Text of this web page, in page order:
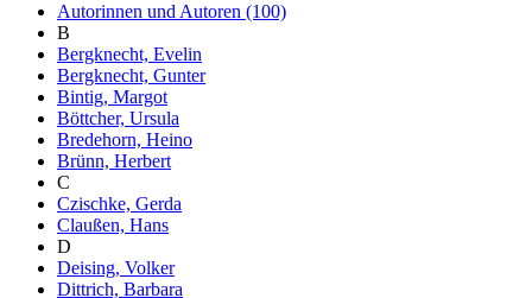
Autorinnen und Autoren (100)
B
Bergknecht, Evelin
Bergknecht, Gunter
Bintig, Margot
Böttcher, Ursula
Bredehorn, Heino
Brünn, Herbert
C
Czischke, Gerda
Claußen, Hans
D
Deising, Volker
Dittrich, Barbara